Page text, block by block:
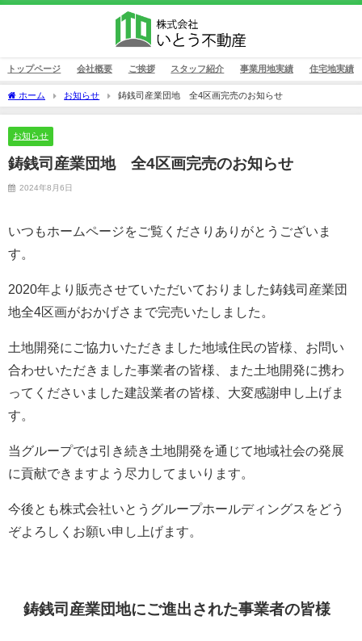
トップページ 会社概要 ご挨拶 スタッフ紹介 事業用地実績 住宅地実績
ホーム お知らせ 鋳銭司産業団地 全4区画完売のお知らせ
お知らせ
鋳銭司産業団地 全4区画完売のお知らせ
2024年8月6日
いつもホームページをご覧くださりありがとうございま
す。
2020年より販売させていただいておりました鋳銭司産業団
地全4区画がおかげさまで完売いたしました。
土地開発にご協力いただきました地域住民の皆様、お問い
合わせいただきました事業者の皆様、また土地開発に携わ
ってくださいました建設業者の皆様、大変感謝申し上げま
す。
当グループでは引き続き土地開発を通じて地域社会の発展
に貢献できますよう尽力してまいります。
今後とも株式会社いとうグループホールディングスをどう
ぞよろしくお願い申し上げます。
鋳銭司産業団地にご進出された事業者の皆様